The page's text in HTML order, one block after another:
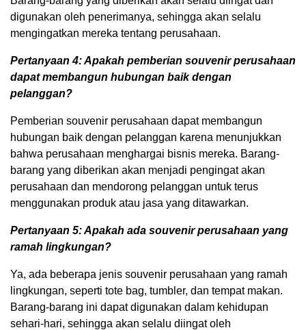
digunakan oleh penerimanya, sehingga akan selalu
mengingatkan mereka tentang perusahaan.
Pertanyaan 4: Apakah pemberian souvenir perusahaan
dapat membangun hubungan baik dengan
pelanggan?
Pemberian souvenir perusahaan dapat membangun
hubungan baik dengan pelanggan karena menunjukkan
bahwa perusahaan menghargai bisnis mereka. Barang-
barang yang diberikan akan menjadi pengingat akan
perusahaan dan mendorong pelanggan untuk terus
menggunakan produk atau jasa yang ditawarkan.
Pertanyaan 5: Apakah ada souvenir perusahaan yang
ramah lingkungan?
Ya, ada beberapa jenis souvenir perusahaan yang ramah
lingkungan, seperti tote bag, tumbler, dan tempat makan.
Barang-barang ini dapat digunakan dalam kehidupan
sehari-hari, sehingga akan selalu diingat oleh